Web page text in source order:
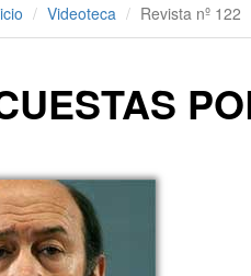
Videoteca Revista nº 122